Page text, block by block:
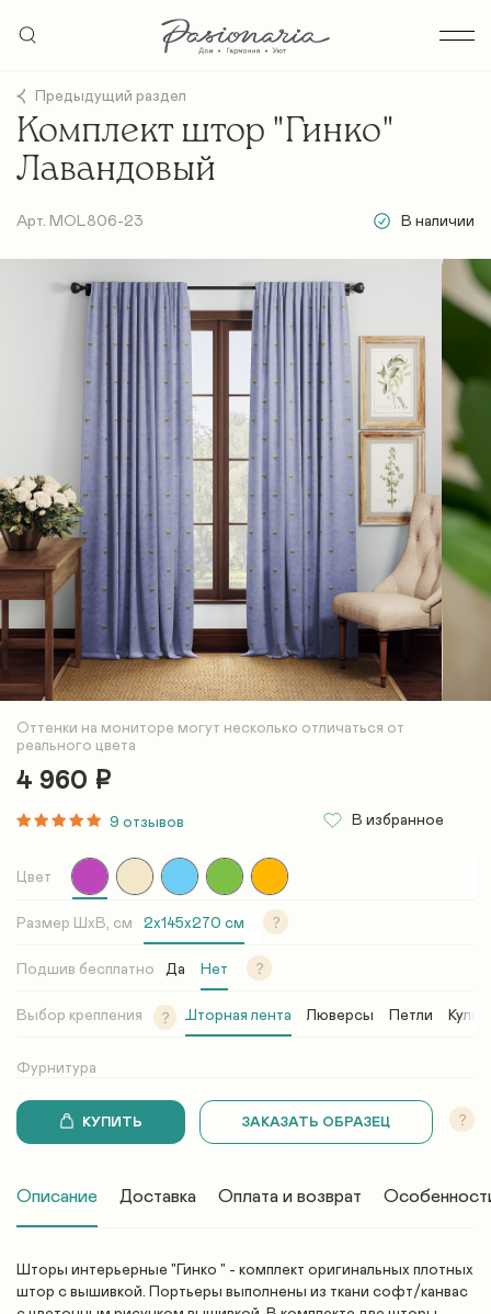
Оттенки на мониторе могут несколько отличаться от
реального цвета
Предыдущий раздел
Комплект штор "Гинко"
Лавандовый
Арт. MOL806-23 В наличии
4 960 Р
9 отзывов В избранное
Цвет
Размер ШxВ, см 2х145х270 см
Подшив бесплатно Да Нет
Выбор крепления Шторная лента Люверсы Петли
Фурнитура
КУПИТЬ ЗАКАЗАТЬ ОБРАЗЕЦ
Описание Доставка Оплата и возврат
Шторы интерьерные "Гинко " - комплект оригинальных плотных
штор с вышивкой. Портьеры выполнены из ткани софт/канвас